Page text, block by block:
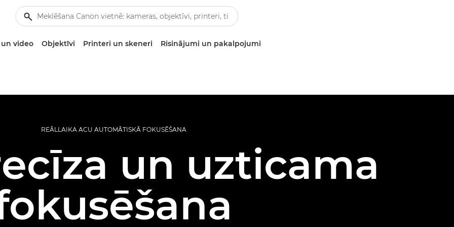
video Objektīvi Printeri un skeneri Risinājumi un pakalpojumi
REĀLLAIKA ACU AUTOMĀTISKĀ FOKUSĒŠANA
un uzticama